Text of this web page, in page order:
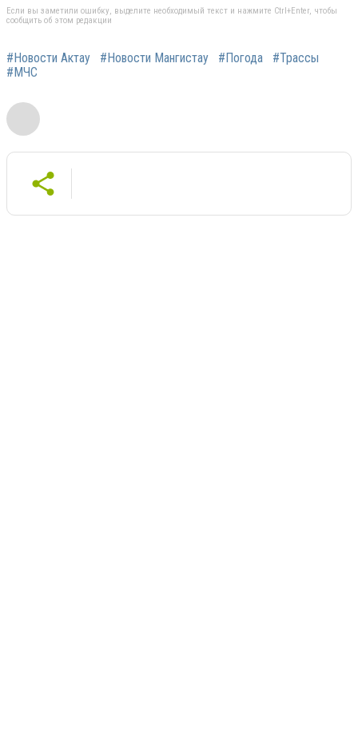
Если вы заметили ошибку, выделите необходимый текст и нажмите Ctrl+Enter, чтобы
сообщить об этом редакции
#Новости Актау #Новости Мангистау #Погода
#Трассы
#МЧС